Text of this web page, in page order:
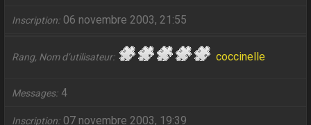
Inscription 06 novembre 2003, 21:55
Rang, Nom d’utilisateur coccinelle
Messages 4
Inscription 07 novembre 2003, 19:39